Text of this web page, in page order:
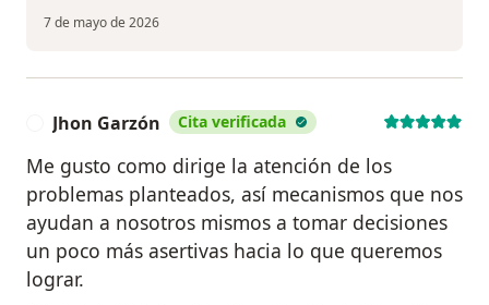
7 de mayo de 2026
Jhon Garzón Cita verificada
Me gusto como dirige la atención de los
problemas planteados, así mecanismos que nos
ayudan a nosotros mismos a tomar decisiones
un poco más asertivas hacia lo que queremos
lograr.